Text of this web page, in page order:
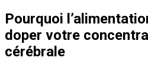
Pourquoi
doper votre
cérébrale